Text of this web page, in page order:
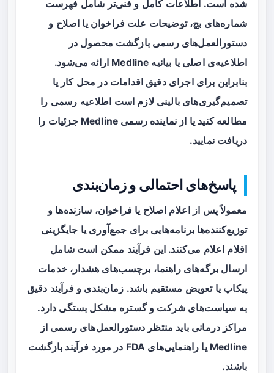
شده است. اطلاعات کامل و فنی‌تر شامل فهرست
شماره‌های بچ، توضیحات علت فراخوان یا اصلاح و
دستورالعمل‌های رسمی بازگشت محصول در
اطلاعیه‌ی اصلی یا بیانیه Medline ارائه می‌شود.
بنابراین برای اجرای دقیق اقدامات در محل کار یا
تصمیم‌گیری‌های بالینی لازم است اطلاعیه رسمی را
مطالعه کنید یا از نماینده رسمی Medline جزئیات را
دریافت نمایید.
پاسخ‌های احتمالی و زمان‌بندی
معمولاً پس از اعلام اصلاح یا فراخوان، سازنده‌ها و
توزیع‌کننده‌ها برنامه‌هایی برای جمع‌آوری یا جایگزینی
اقلام اعلام می‌کنند. این فرآیند ممکن است شامل
ارسال برگه‌های راهنما، برچسب‌های هشدار، خدمات
پیکاپ یا تعویض مستقیم باشد. زمان‌بندی و فرآیند دقیق
به سیاست‌های شرکت و گستره مشکل بستگی دارد.
مراکز درمانی باید منتظر دستورالعمل‌های رسمی از
Medline یا راهنمایی‌های FDA در مورد فرآیند بازگشت
باشند.